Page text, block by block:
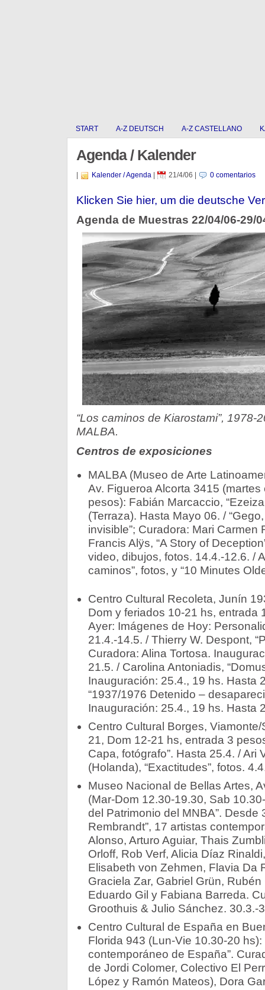
START A-Z DEUTSCH A-Z CASTELLANO
Agenda / Kalender
Kalender / Agenda| 21/4/06 0 comentarios
Klicken Sie hier, um die deutsche
Agenda de Muestras 22/04/06-29/
“Los caminos de Kiarostami”, 1978-
MALBA.
Centros de exposiciones
MALBA (Museo de Arte
Av. Figueroa Alcorta 3415
pesos): Fabián Marcaccio,
(Terraza). Hasta Mayo 06. /
invisible”; Curadora: Mari Carmen
Francis Alÿs, “A Story of
video, dibujos, fotos. 14.4.-12.6. /
caminos”, fotos, y “10 Minutes
Centro Cultural Recoleta, Junín
Dom y feriados 10-21 hs, entrada
Ayer: Imágenes de Hoy:
21.4.-14.5. / Thierry W. Despont,
Curadora: Alina Tortosa.
21.5. / Carolina Antoniadis,
Inauguración: 25.4., 19 hs. Hasta
“1937/1976 Detenido –
Inauguración: 25.4., 19 hs. Hasta
Centro Cultural Borges,
21, Dom 12-21 hs, entrada 3
Capa, fotógrafo”. Hasta 25.4. / Ari
(Holanda), “Exactitudes”, fotos.
Museo Nacional de Bellas Artes,
(Mar-Dom 12.30-19.30, Sab
del Patrimonio del MNBA”. Desde
Rembrandt”, 17 artistas
Alonso, Arturo Aguiar, Thais
Orloff, Rob Verf, Alicia Díaz
Elisabeth von Zehmen, Flavia Da
Graciela Zar, Gabriel Grün,
Eduardo Gil y Fabiana Barreda.
Groothuis & Julio Sánchez. 30.3.-
Centro Cultural de España en
Florida 943 (Lun-Vie 10.30-20
contemporáneo de España”.
de Jordi Colomer, Colectivo El
López y Ramón Mateos), Dora